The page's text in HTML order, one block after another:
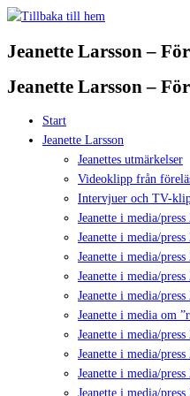
Hoppa
innehåll
Jeanette Larsson –
Jeanette Larsson –
Start
Jeanette Larsson
Jeanettes utmärkelser
Videoklipp från
Intervjuer och TV-
Jeanette i media/press
Jeanette i media/press
Jeanette i media/press
Jeanette i media/press
Jeanette i media/press
Jeanette i media om
Jeanette i media/press
Jeanette i media/press
Jeanette i media/press
Jeanette i media/press